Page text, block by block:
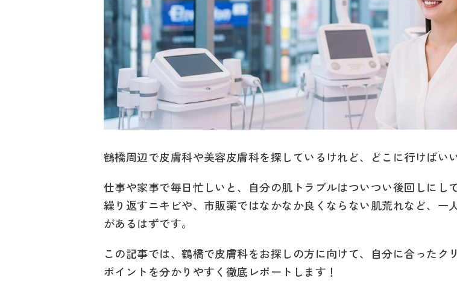
鶴橋周辺で皮膚科や美容皮膚科を探しているけれど、どこに行けばい
仕事や家事で毎日忙しいと、自分の肌トラブルはついつい後回しにし
繰り返すニキビや、市販薬ではなかなか良くならない肌荒れなど、一
があるはずです。
この記事では、鶴橋で皮膚科をお探しの方に向けて、自分に合った
ポイントを分かりやすく徹底レポートします！